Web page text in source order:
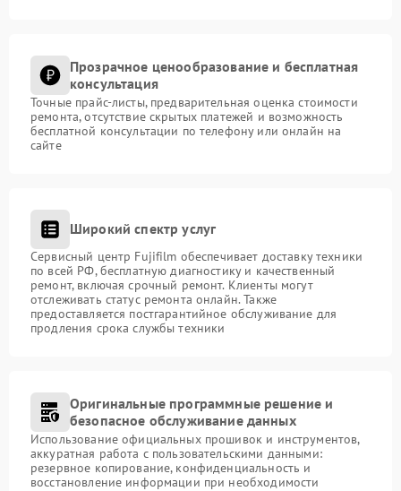
Прозрачное ценообразование и бесплатная
консультация
Точные прайс-листы, предварительная оценка стоимости
ремонта, отсутствие скрытых платежей и возможность
бесплатной консультации по телефону или онлайн на
сайте
Широкий спектр услуг
Сервисный центр Fujifilm обеспечивает доставку техники
по всей РФ, бесплатную диагностику и качественный
ремонт, включая срочный ремонт. Клиенты могут
отслеживать статус ремонта онлайн. Также
предоставляется постгарантийное обслуживание для
продления срока службы техники
Оригинальные программные решение и
безопасное обслуживание данных
Использование официальных прошивок и инструментов,
аккуратная работа с пользовательскими данными:
резервное копирование, конфиденциальность и
восстановление информации при необходимости